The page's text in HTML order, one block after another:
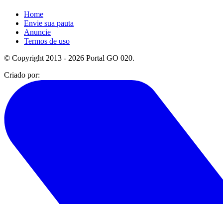
Home
Envie sua pauta
Anuncie
Termos de uso
© Copyright 2013 - 2026 Portal GO 020.
Criado por: